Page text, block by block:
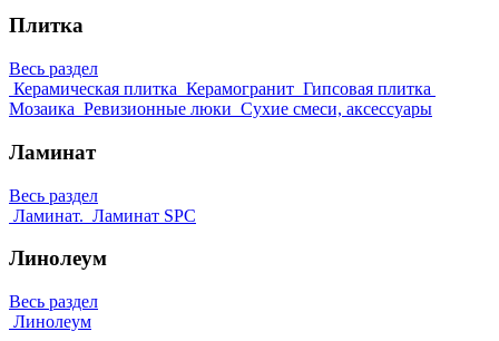
Плитка
Весь раздел
Керамическая плитка Керамогранит Гипсовая плитка
Мозаика Ревизионные люки Сухие смеси, аксессуары
Ламинат
Весь раздел
Ламинат. Ламинат SPC
Линолеум
Весь раздел
Линолеум